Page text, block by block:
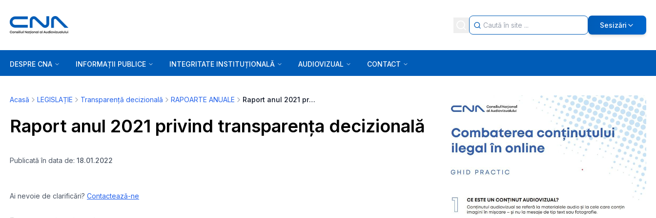
Sesizări
DESPRE CNA INFORMAȚII PUBLICE INTEGRITATE INSTITUȚIONALĂ AUDIOVIZUAL CONTACT
Acasă LEGISLAȚIE Transparență decizională RAPOARTE ANUALE Raport anul 2021 privind transparența decizională
Raport anul 2021 privind transparența decizională
Publicată în data de: 18.01.2022
Ai nevoie de clarificări? Contactează-ne